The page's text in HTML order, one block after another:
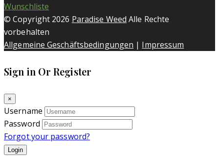
Wunschliste
© Copyright 2026 Paradise Weed Alle Rechte
vorbehalten
Allgemeine Geschäftsbedingungen | Impressum
Sign in Or Register
×
Username
Password
Forgot your password?